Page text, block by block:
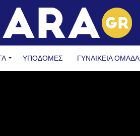
ΥΠΟΔΟΜΈΣ ΓΥΝΑΙΚΕΊΑ ΟΜΆΔΑ